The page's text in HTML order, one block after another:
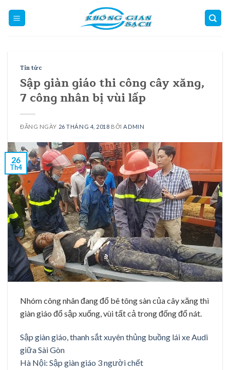
Tin tức
Sập giàn giáo thi công cây xăng,
7 công nhân bị vùi lấp
ĐĂNG NGÀY 26 THÁNG 4, 2018 BỞI ADMIN
26
Th4
Nhóm công nhân đang đổ bê tông sàn của cây xăng thì
giàn giáo đổ sập xuống, vùi tất cả trong đống đổ nát.
Sập giàn giáo, thanh sắt xuyên thủng buồng lái xe Audi
giữa Sài Gòn
Hà Nội: Sập giàn giáo 3 người chết